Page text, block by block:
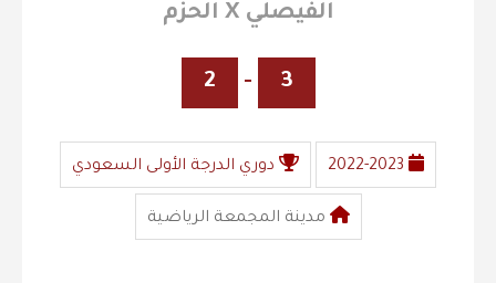
الفيصلي X الحزم
3
-
2
2022-2023 دوري الدرجة الأولى السعودي
مدينة المجمعة الرياضية